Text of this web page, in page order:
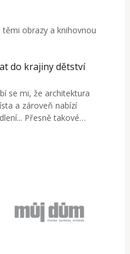
obrazy a knihovnou
do krajiny dětství
se mi, že architektura
a zároveň nabízí
Přesně takové…